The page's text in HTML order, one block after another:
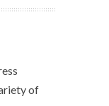
of